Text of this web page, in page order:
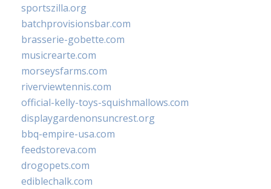
sportszilla.org
batchprovisionsbar.com
brasserie-gobette.com
musicrearte.com
morseysfarms.com
riverviewtennis.com
official-kelly-toys-squishmallows.com
displaygardenonsuncrest.org
bbq-empire-usa.com
feedstoreva.com
drogopets.com
ediblechalk.com